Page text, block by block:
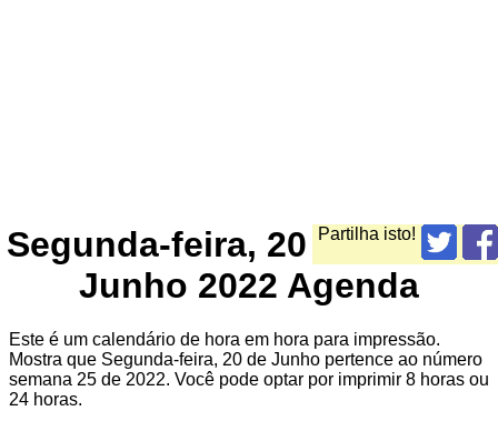
Partilha isto!
Segunda-feira, 20
Junho 2022 Agenda
Este é um calendário de hora em hora para impressão.
Mostra que Segunda-feira, 20 de Junho pertence ao número
semana 25 de 2022. Você pode optar por imprimir 8 horas ou
24 horas.